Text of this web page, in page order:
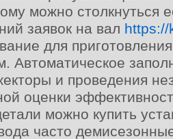
можно столкнуться
заявок на вал https://
для
Автоматическое
и проведения
оценки
можно купить
часто